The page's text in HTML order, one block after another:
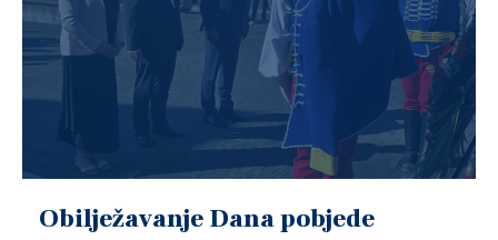
Obilježavanje Dana pobjede